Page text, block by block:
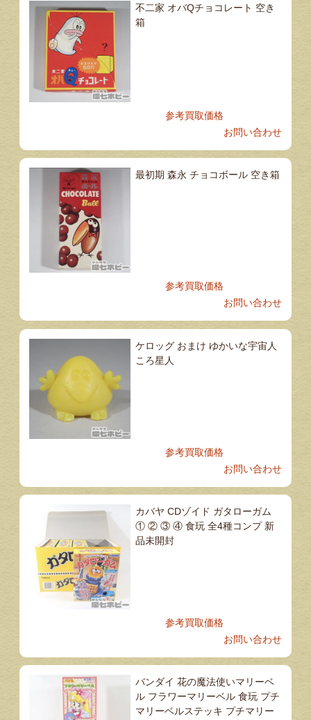
不二家 オバQチョコレート 空き
箱
参考買取価格
お問い合わせ
最初期 森永 チョコボール 空き箱
参考買取価格
お問い合わせ
ケロッグ おまけ ゆかいな宇宙人
ころ星人
参考買取価格
お問い合わせ
カバヤ CDゾイド ガタローガム
① ② ③ ④ 食玩 全4種コンプ 新
品未開封
参考買取価格
お問い合わせ
バンダイ 花の魔法使いマリーベ
ル フラワーマリーベル 食玩 プチ
マリーベルステッキ プチマリー